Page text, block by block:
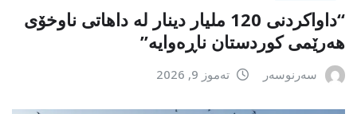
“داواکردنی 120 ملیار دینار لە داهاتی ناوخۆی
هەرێمی کوردستان ناڕەوایە”
سەرنوسەر تەموز 9, 2026